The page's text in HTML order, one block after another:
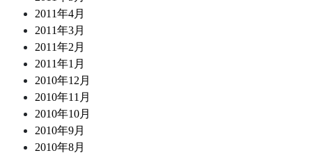
2011年4月
2011年3月
2011年2月
2011年1月
2010年12月
2010年11月
2010年10月
2010年9月
2010年8月